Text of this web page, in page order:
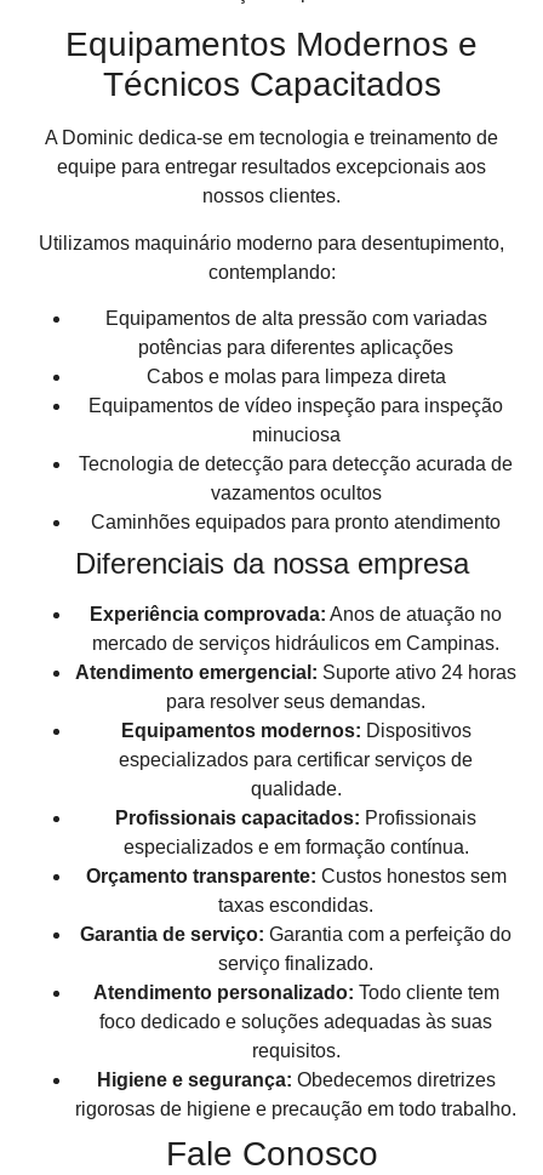
Equipamentos Modernos e
Técnicos Capacitados
A Dominic dedica-se em tecnologia e treinamento de
equipe para entregar resultados excepcionais aos
nossos clientes.
Utilizamos maquinário moderno para desentupimento,
contemplando:
Equipamentos de alta pressão com variadas
potências para diferentes aplicações
Cabos e molas para limpeza direta
Equipamentos de vídeo inspeção para inspeção
minuciosa
Tecnologia de detecção para detecção acurada de
vazamentos ocultos
Caminhões equipados para pronto atendimento
Diferenciais da nossa empresa
Experiência comprovada: Anos de atuação no
mercado de serviços hidráulicos em Campinas.
Atendimento emergencial: Suporte ativo 24 horas
para resolver seus demandas.
Equipamentos modernos: Dispositivos
especializados para certificar serviços de
qualidade.
Profissionais capacitados: Profissionais
especializados e em formação contínua.
Orçamento transparente: Custos honestos sem
taxas escondidas.
Garantia de serviço: Garantia com a perfeição do
serviço finalizado.
Atendimento personalizado: Todo cliente tem
foco dedicado e soluções adequadas às suas
requisitos.
Higiene e segurança: Obedecemos diretrizes
rigorosas de higiene e precaução em todo trabalho.
Fale Conosco